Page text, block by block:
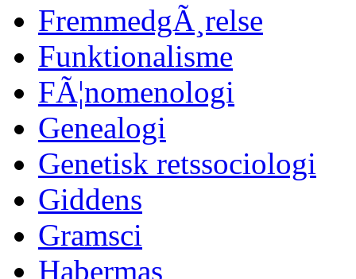
FremmedgÃ¸relse
Funktionalisme
FÃ¦nomenologi
Genealogi
Genetisk retssociologi
Giddens
Gramsci
Habermas